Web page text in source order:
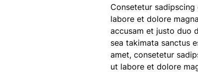
Consetetur
labore et dolore
accusam et justo duo
sea takimata sanctus
amet, consetetur
ut labore et dolore